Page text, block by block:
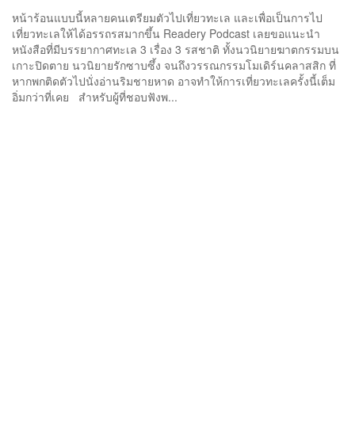
หน้าร้อนแบบนี้หลายคนเตรียมตัวไปเที่ยวทะเล และเพื่อเป็นการไป
เที่ยวทะเลให้ได้อรรถรสมากขึ้น Readery Podcast เลยขอแนะนำ
หนังสือที่มีบรรยากาศทะเล 3 เรื่อง 3 รสชาติ ทั้งนวนิยายฆาตกรรมบน
เกาะปิดตาย นวนิยายรักซาบซึ้ง จนถึงวรรณกรรมโมเดิร์นคลาสสิก ที่
หากพกติดตัวไปนั่งอ่านริมชายหาด อาจทำให้การเที่ยวทะเลครั้งนี้เต็ม
อิ่มกว่าที่เคย สำหรับผู้ที่ชอบฟังพ...